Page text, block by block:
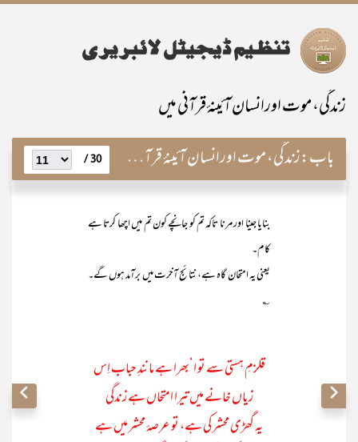
زندگی، موت اورانسان آئینۂ قرآنی میں
باب:زندگی، موت اورانسان آئینۂ قرآنی میں 30 /
بنایا جینا اور مرنا تاکہ تم کو جانچے کون تم میں اچھا کرتا ہے
کام۔
یعنی یہ امتحان گاہ ہے، نتائج آخرت میں برآمد ہوں گے۔
؎
قلزمِ ہستی سے تو ا‘بھرا ہے مانندِ حباب اِس
زیاں خانے میں تیرا امتحاں ہے زندگی
یہ گھڑی محشر کی ہے، تو عرصۂ محشر میں ہے